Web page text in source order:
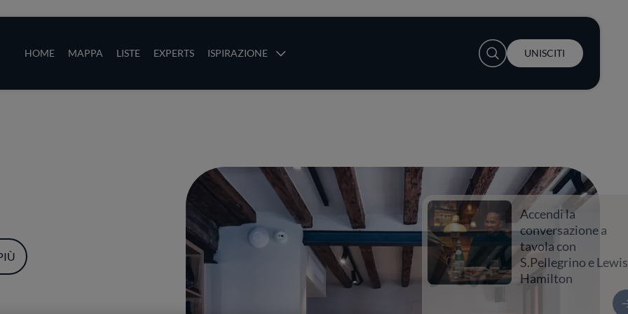
HOME MAPPA LISTE EXPERTS ISPIRAZIONE
User account menu
UNISCITI
Accendi la
conversazione a
tavola con
S.Pellegrino e Lewis
Hamilton